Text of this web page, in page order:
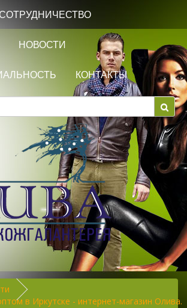
НОВОСТИ
КОНТАКТЫ
в Иркутске - интернет-магазин Олива.